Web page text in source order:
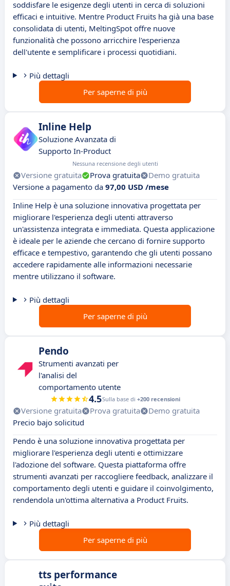
soddisfare le esigenze degli utenti in cerca di soluzioni
efficaci e intuitive. Mentre Product Fruits ha già una base
consolidata di utenti, MeltingSpot offre nuove
funzionalità che possono arricchire l'esperienza
dell'utente e semplificare i processi quotidiani.
Più dettagli
Per saperne di più
Inline Help
Soluzione Avanzata di
Supporto In-Product
Nessuna recensione degli utenti
Versione gratuita Prova gratuita
Demo gratuita
Versione a pagamento da 97,00 USD /mese
Inline Help è una soluzione innovativa progettata per
migliorare l'esperienza degli utenti attraverso
un'assistenza integrata e immediata. Questa applicazione
è ideale per le aziende che cercano di fornire supporto
efficace e tempestivo, garantendo che gli utenti possano
accedere rapidamente alle informazioni necessarie
mentre utilizzano il software.
Più dettagli
Per saperne di più
Pendo
Strumenti avanzati per
l'analisi del
comportamento utente
4.5Sulla base di +200 recensioni
Versione gratuita Prova gratuita
Demo gratuita
Precio bajo solicitud
Pendo è una soluzione innovativa progettata per
migliorare l'esperienza degli utenti e ottimizzare
l'adozione del software. Questa piattaforma offre
strumenti avanzati per raccogliere feedback, analizzare il
comportamento degli utenti e guidare il coinvolgimento,
rendendola un'ottima alternativa a Product Fruits.
Più dettagli
Per saperne di più
tts performance